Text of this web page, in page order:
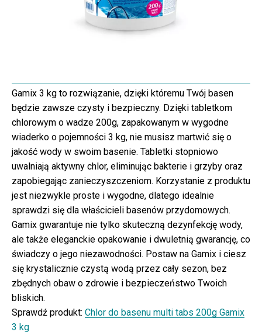
Gamix 3 kg to rozwiązanie, dzięki któremu Twój basen
będzie zawsze czysty i bezpieczny. Dzięki tabletkom
chlorowym o wadze 200g, zapakowanym w wygodne
wiaderko o pojemności 3 kg, nie musisz martwić się o
jakość wody w swoim basenie. Tabletki stopniowo
uwalniają aktywny chlor, eliminując bakterie i grzyby oraz
zapobiegając zanieczyszczeniom. Korzystanie z produktu
jest niezwykle proste i wygodne, dlatego idealnie
sprawdzi się dla właścicieli basenów przydomowych.
Gamix gwarantuje nie tylko skuteczną dezynfekcję wody,
ale także eleganckie opakowanie i dwuletnią gwarancję, co
świadczy o jego niezawodności. Postaw na Gamix i ciesz
się krystalicznie czystą wodą przez cały sezon, bez
zbędnych obaw o zdrowie i bezpieczeństwo Twoich
bliskich.
Sprawdź produkt: Chlor do basenu multi tabs 200g Gamix
3 kg